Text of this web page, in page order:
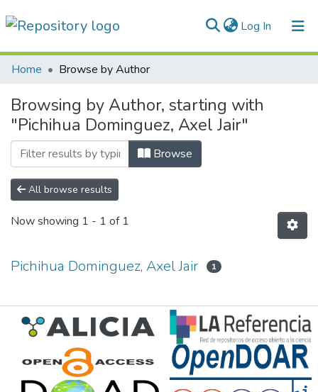
Log In (current)
Communities & Collections
All of DSpace
Normativas
Home Browse by Author
Browsing by Author, starting with
"Pichihua Dominguez, Axel Jair"
Browse
All browse results
Now showing 1 - 1 of 1
Pichihua Dominguez, Axel Jair 1